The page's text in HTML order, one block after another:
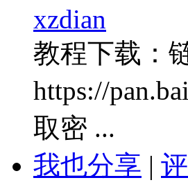
xzdian
教程下载：
https://
取密 ...
我也分享 |